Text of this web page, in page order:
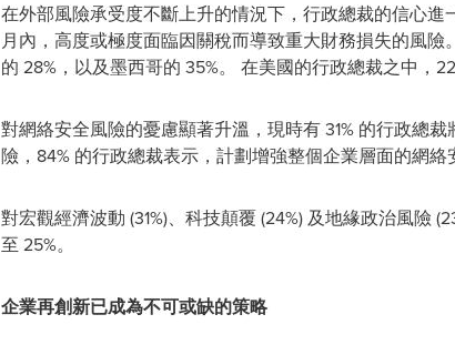
在外部風險承受度不斷上升的情況下，行政總裁的信心進
月內，高度或極度面臨因關稅而導致重大財務損失的風
的 28%，以及墨西哥的 35%。 在美國的行政總裁之中，
對網絡安全風險的憂慮顯著升溫，現時有 31% 的行政總
險，84% 的行政總裁表示，計劃增強整個企業層面的網絡
對宏觀經濟波動 (31%)、科技顛覆 (24%) 及地緣政治風險
至 25%。
企業再創新已成為不可或缺的策略